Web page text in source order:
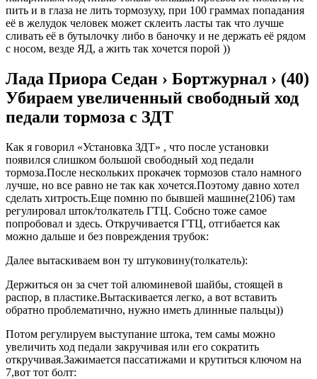
пить и в глаза не лить тормозуху, при 100 граммах попадания
её в желудок человек может склеить ласты так что лучше
сливать её в бутылочку либо в баночку и не держать её рядом
с носом, везде ЯД, а жить так хочется порой ))
Лада Приора Седан › Бортжурнал › (40)
Убираем увеличенный свободный ход
педали тормоза с ЗДТ
Как я говорил «Установка ЗДТ» , что после установки
появился слишком большой свободный ход педали
тормоза.После нескольких прокачек тормозов стало намного
лучше, но все равно не так как хочется.Поэтому давно хотел
сделать хитрость.Еще помню по бывшей машине(2106) там
регулировал шток/толкатель ГТЦ. Собсно тоже самое
попробовал и здесь. Откручивается ГТЦ, отгибается как
можно дальше и без повреждения трубок:
Далее вытаскиваем вон ту штуковину(толкатель):
Держиться он за счет той алюминевой шайбы, стоящей в
распор, в пластике.Вытаскивается легко, а вот вставить
обратно проблематично, нужно иметь длинные пальцы))
Потом регулируем выступание штока, тем самы можно
увеличить ход педали закручивая или его сократить
откручивая.Зажимается пассатижами и крутиться ключом на
7,вот тот болт: